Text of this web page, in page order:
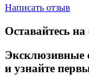
Написать отзыв
Оставайтесь на
Эксклюзивные
и узнайте